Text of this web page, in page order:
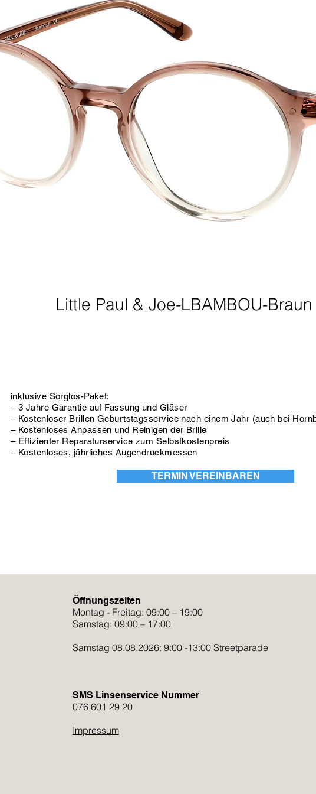
Little Paul & Joe-LBAMBOU-Braun
inklusive Sorglos-Paket:
– 3 Jahre Garantie auf Fassung und Gläser
– Kostenloser Brillen Geburtstagsservice nach einem Jahr (auch bei
– Kostenloses Anpassen und Reinigen der Brille
– Effizienter Reparaturservice zum Selbstkostenpreis
– Kostenloses, jährliches Augendruckmessen
TERMIN VEREINBAREN
Öffnungszeiten
Montag - Freitag: 09:00 – 19:00
Samstag: 09:00 – 17:00
Samstag 08.08.2026: 9:00 -13:00 Streetparade
SMS Linsenservice Nummer
076 601 29 20
Impressum